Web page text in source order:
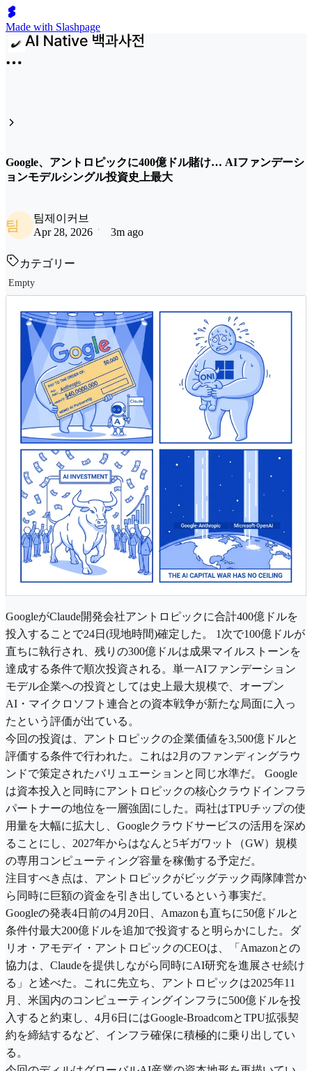
Made with Slashpage
Google、アントロピックに400億ドル賭け… AIファンデーシ
ョンモデルシングル投資史上最大
팀
팀제이커브
Apr 28, 2026
3m ago
カテゴリー
Empty
GoogleがClaude開発会社アントロピックに合計400億ドルを
投入することで24日(現地時間)確定した。 1次で100億ドルが
直ちに執行され、残りの300億ドルは成果マイルストーンを
達成する条件で順次投資される。単一AIファンデーション
モデル企業への投資としては史上最大規模で、オープン
AI・マイクロソフト連合との資本戦争が新たな局面に入っ
たという評価が出ている。
今回の投資は、アントロピックの企業価値を3,500億ドルと
評価する条件で行われた。これは2月のファンディングラウ
ンドで策定されたバリュエーションと同じ水準だ。 Google
は資本投入と同時にアントロピックの核心クラウドインフラ
パートナーの地位を一層強固にした。両社はTPUチップの使
用量を大幅に拡大し、Googleクラウドサービスの活用を深め
ることにし、2027年からはなんと5ギガワット（GW）規模
の専用コンピューティング容量を稼働する予定だ。
注目すべき点は、アントロピックがビッグテック両隊陣営か
ら同時に巨額の資金を引き出しているという事実だ。
Googleの発表4日前の4月20日、Amazonも直ちに50億ドルと
条件付最大200億ドルを追加で投資すると明らかにした。ダ
リオ・アモデイ・アントロピックのCEOは、「Amazonとの
協力は、Claudeを提供しながら同時にAI研究を進展させ続け
る」と述べた。これに先立ち、アントロピックは2025年11
月、米国内のコンピューティングインフラに500億ドルを投
入すると約束し、4月6日にはGoogle-BroadcomとTPU拡張契
約を締結するなど、インフラ確保に積極的に乗り出してい
る。